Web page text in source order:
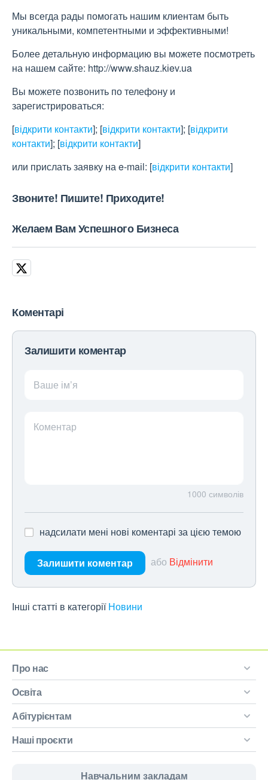
Мы всегда рады помогать нашим клиентам быть
уникальными, компетентными и эффективными!
Более детальную информацию вы можете посмотреть
на нашем сайте: http://www.shauz.kіev.ua
Вы можете позвонить по телефону и
зарегистрироваться:
[відкрити контакти]; [відкрити контакти]; [відкрити
контакти]; [відкрити контакти]
или прислать заявку на e-maіl: [відкрити контакти]
Звоните! Пишите! Приходите!
Желаем Вам Успешного Бизнеса
Коментарі
Залишити коментар
Ваше ім’я
Коментар
1000 символів
надсилати мені нові коментарі за цією темою
Залишити коментар або Відмінити
Інші статті в категорії Новини
Про нас
Освіта
Абітурієнтам
Наші проєкти
Навчальним закладам